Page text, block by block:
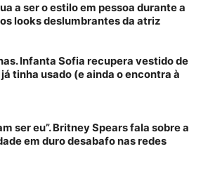
a ser o estilo em pessoa durante a
looks deslumbrantes da atriz
Infanta Sofia recupera vestido de
tinha usado (e ainda o encontra à
ser eu”. Britney Spears fala sobre a
em duro desabafo nas redes